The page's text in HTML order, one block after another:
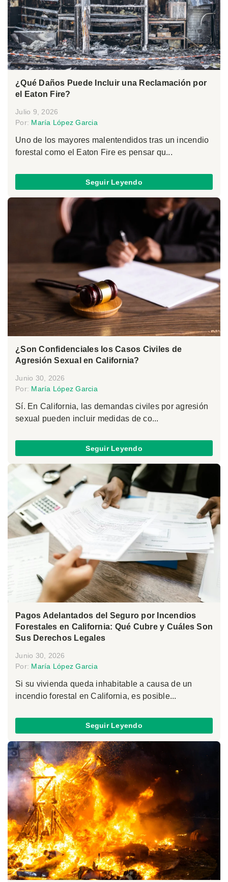
¿Qué Daños Puede Incluir una Reclamación por
el Eaton Fire?
Julio 9, 2026
Por: María López Garcia
Uno de los mayores malentendidos tras un incendio
forestal como el Eaton Fire es pensar qu...
Seguir Leyendo
¿Son Confidenciales los Casos Civiles de
Agresión Sexual en California?
Junio 30, 2026
Por: María López Garcia
Sí. En California, las demandas civiles por agresión
sexual pueden incluir medidas de co...
Seguir Leyendo
Pagos Adelantados del Seguro por Incendios
Forestales en California: Qué Cubre y Cuáles Son
Sus Derechos Legales
Junio 30, 2026
Por: María López Garcia
Si su vivienda queda inhabitable a causa de un
incendio forestal en California, es posible...
Seguir Leyendo